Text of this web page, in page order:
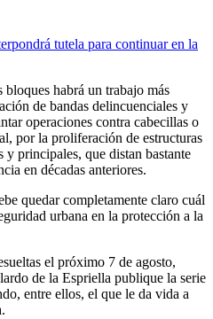
tutela para continuar en la
bloques habrá un trabajo más
de bandas delincuenciales y
operaciones contra cabecillas o
por la proliferación de estructuras
y principales, que distan bastante
en décadas anteriores.
quedar completamente claro cuál
urbana en la protección a la
el próximo 7 de agosto,
de la Espriella publique la serie
entre ellos, el que le da vida a